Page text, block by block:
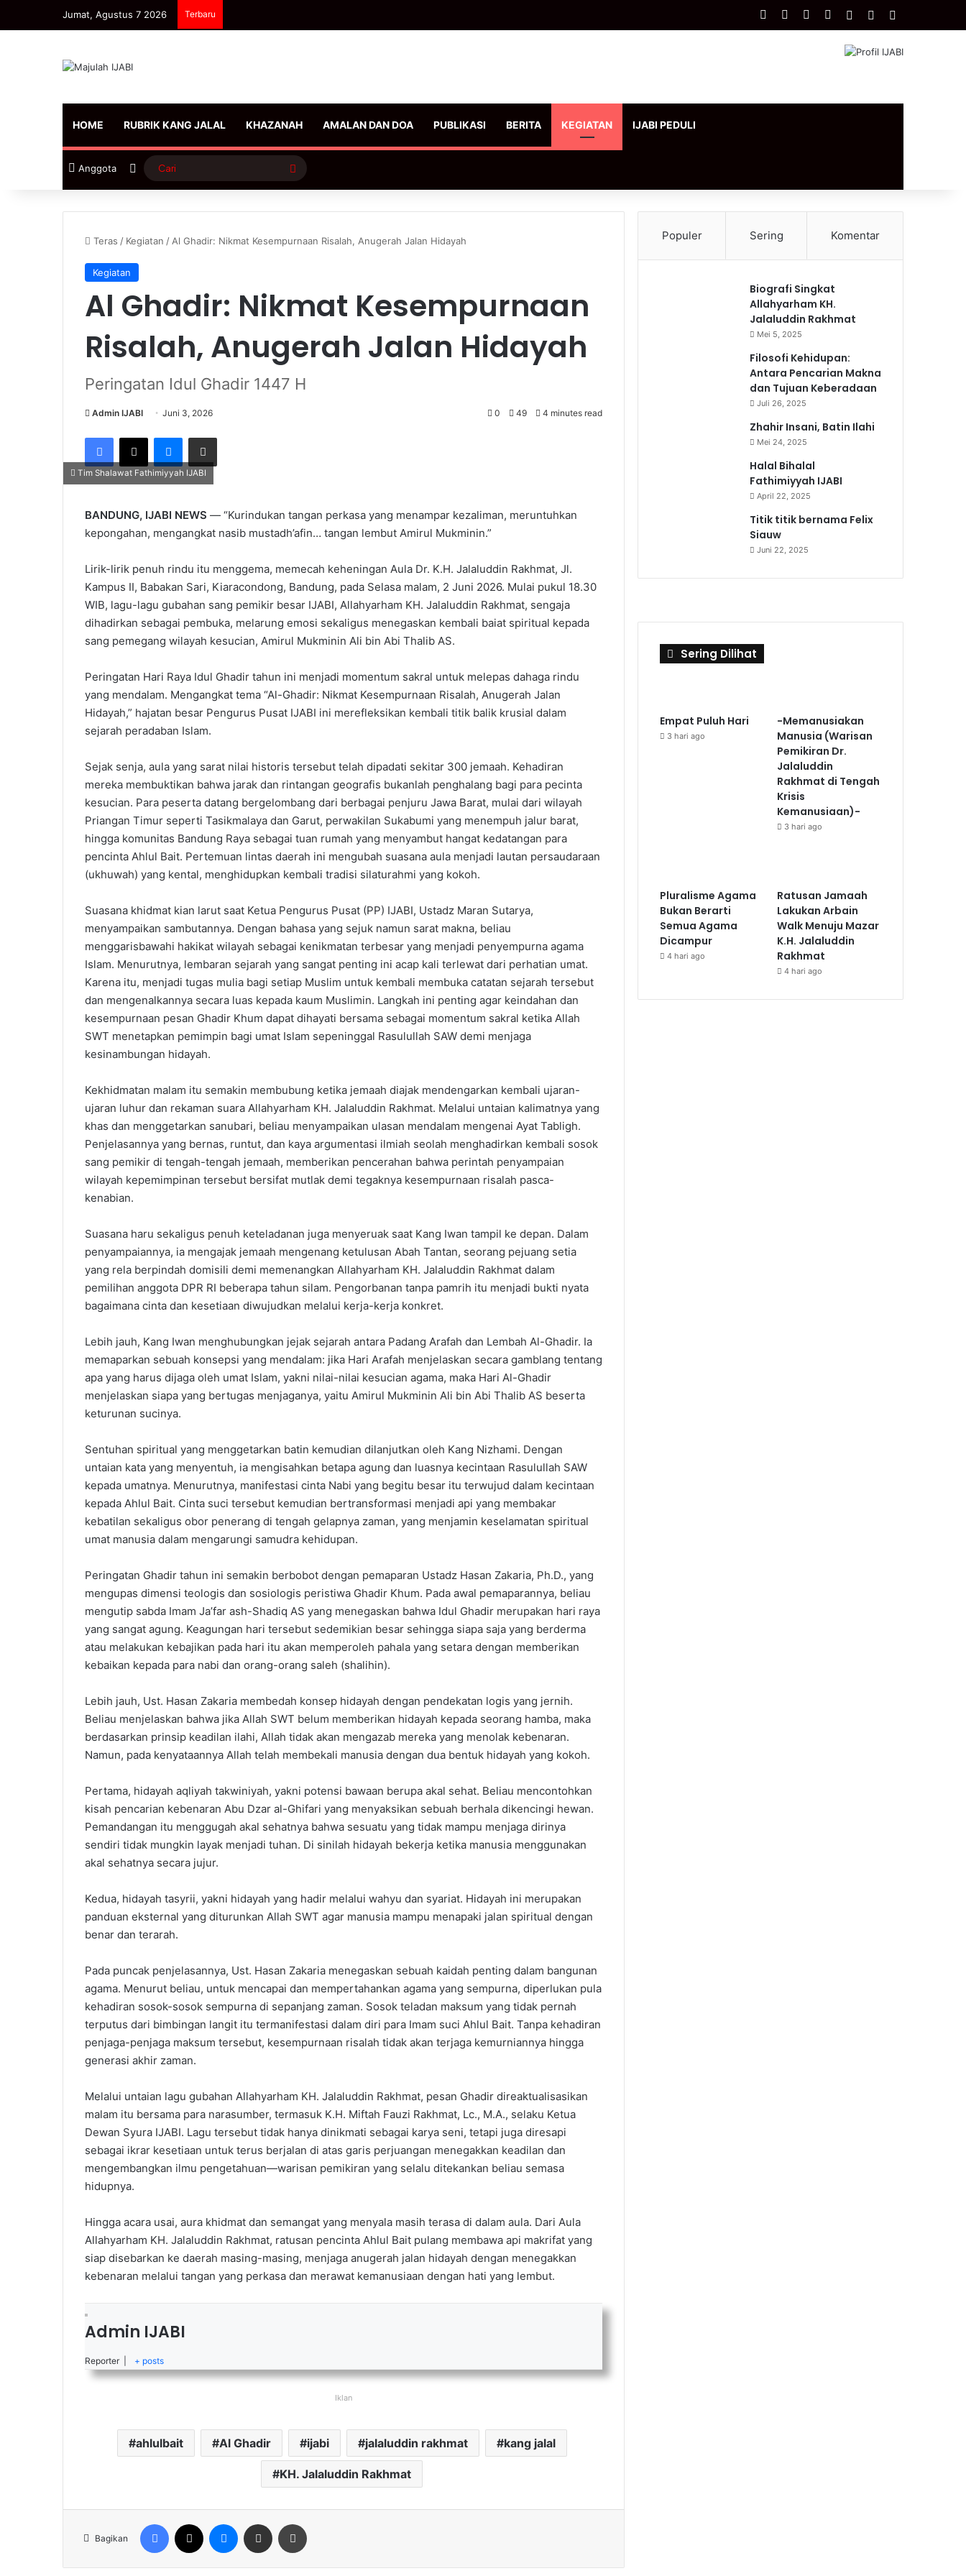
Jumat, Agustus 7 2026 Terbaru Facebook YouTubeInstagram
Log InArtikel Acak
HOME RUBRIK KANG JALAL KHAZANAH AMALAN DAN DOA PUBLIKASI BERITA KEGIATAN IJABI PEDULI
Anggota Sidebar Cari
Teras / Kegiatan / Al Ghadir: Nikmat Kesempurnaan Risalah, Anugerah Jalan Hidayah
Kegiatan
Al Ghadir: Nikmat Kesempurnaan
Risalah, Anugerah Jalan Hidayah
Peringatan Idul Ghadir 1447 H
Admin IJABI Juni 3, 2026 0 49 4 minutes read
Facebook
X Messenger
Share via Email
Tim Shalawat Fathimiyyah IJABI
BANDUNG, IJABI NEWS — “Kurindukan tangan perkasa yang menampar kezaliman, meruntuhkan
kepongahan, mengangkat nasib mustadh’afin… tangan lembut Amirul Mukminin.”
Lirik-lirik penuh rindu itu menggema, memecah keheningan Aula Dr. K.H. Jalaluddin Rakhmat, Jl.
Kampus II, Babakan Sari, Kiaracondong, Bandung, pada Selasa malam, 2 Juni 2026. Mulai pukul 18.30
WIB, lagu-lagu gubahan sang pemikir besar IJABI, Allahyarham KH. Jalaluddin Rakhmat, sengaja
dihadirkan sebagai pembuka, melarung emosi sekaligus menegaskan kembali baiat spiritual kepada
sang pemegang wilayah kesucian, Amirul Mukminin Ali bin Abi Thalib AS.
Peringatan Hari Raya Idul Ghadir tahun ini menjadi momentum sakral untuk melepas dahaga rindu
yang mendalam. Mengangkat tema “Al-Ghadir: Nikmat Kesempurnaan Risalah, Anugerah Jalan
Hidayah,” hajatan besar Pengurus Pusat IJABI ini merefleksikan kembali titik balik krusial dalam
sejarah peradaban Islam.
Sejak senja, aula yang sarat nilai historis tersebut telah dipadati sekitar 300 jemaah. Kehadiran
mereka membuktikan bahwa jarak dan rintangan geografis bukanlah penghalang bagi para pecinta
kesucian. Para peserta datang bergelombang dari berbagai penjuru Jawa Barat, mulai dari wilayah
Priangan Timur seperti Tasikmalaya dan Garut, perwakilan Sukabumi yang menempuh jalur barat,
hingga komunitas Bandung Raya sebagai tuan rumah yang menyambut hangat kedatangan para
pencinta Ahlul Bait. Pertemuan lintas daerah ini mengubah suasana aula menjadi lautan persaudaraan
(ukhuwah) yang kental, menghidupkan kembali tradisi silaturahmi yang kokoh.
Suasana khidmat kian larut saat Ketua Pengurus Pusat (PP) IJABI, Ustadz Maran Sutarya,
menyampaikan sambutannya. Dengan bahasa yang sejuk namun sarat makna, beliau
menggarisbawahi hakikat wilayah sebagai kenikmatan terbesar yang menjadi penyempurna agama
Islam. Menurutnya, lembaran sejarah yang sangat penting ini acap kali terlewat dari perhatian umat.
Karena itu, menjadi tugas mulia bagi setiap Muslim untuk kembali membuka catatan sejarah tersebut
dan mengenalkannya secara luas kepada kaum Muslimin. Langkah ini penting agar keindahan dan
kesempurnaan pesan Ghadir Khum dapat dihayati bersama sebagai momentum sakral ketika Allah
SWT menetapkan pemimpin bagi umat Islam sepeninggal Rasulullah SAW demi menjaga
kesinambungan hidayah.
Kekhidmatan malam itu semakin membubung ketika jemaah diajak mendengarkan kembali ujaran-
ujaran luhur dan rekaman suara Allahyarham KH. Jalaluddin Rakhmat. Melalui untaian kalimatnya yang
khas dan menggetarkan sanubari, beliau menyampaikan ulasan mendalam mengenai Ayat Tabligh.
Penjelasannya yang bernas, runtut, dan kaya argumentasi ilmiah seolah menghadirkan kembali sosok
sang pemikir di tengah-tengah jemaah, memberikan pencerahan bahwa perintah penyampaian
wilayah kepemimpinan tersebut bersifat mutlak demi tegaknya kesempurnaan risalah pasca-
kenabian.
Suasana haru sekaligus penuh keteladanan juga menyeruak saat Kang Iwan tampil ke depan. Dalam
penyampaiannya, ia mengajak jemaah mengenang ketulusan Abah Tantan, seorang pejuang setia
yang rela berpindah domisili demi memenangkan Allahyarham KH. Jalaluddin Rakhmat dalam
pemilihan anggota DPR RI beberapa tahun silam. Pengorbanan tanpa pamrih itu menjadi bukti nyata
bagaimana cinta dan kesetiaan diwujudkan melalui kerja-kerja konkret.
Lebih jauh, Kang Iwan menghubungkan jejak sejarah antara Padang Arafah dan Lembah Al-Ghadir. Ia
memaparkan sebuah konsepsi yang mendalam: jika Hari Arafah menjelaskan secara gamblang tentang
apa yang harus dijaga oleh umat Islam, yakni nilai-nilai kesucian agama, maka Hari Al-Ghadir
menjelaskan siapa yang bertugas menjaganya, yaitu Amirul Mukminin Ali bin Abi Thalib AS beserta
keturunan sucinya.
Sentuhan spiritual yang menggetarkan batin kemudian dilanjutkan oleh Kang Nizhami. Dengan
untaian kata yang menyentuh, ia mengisahkan betapa agung dan luasnya kecintaan Rasulullah SAW
kepada umatnya. Menurutnya, manifestasi cinta Nabi yang begitu besar itu terwujud dalam kecintaan
kepada Ahlul Bait. Cinta suci tersebut kemudian bertransformasi menjadi api yang membakar
kebatilan sekaligus obor penerang di tengah gelapnya zaman, yang menjamin keselamatan spiritual
umat manusia dalam mengarungi samudra kehidupan.
Peringatan Ghadir tahun ini semakin berbobot dengan pemaparan Ustadz Hasan Zakaria, Ph.D., yang
mengupas dimensi teologis dan sosiologis peristiwa Ghadir Khum. Pada awal pemaparannya, beliau
mengutip sabda Imam Ja’far ash-Shadiq AS yang menegaskan bahwa Idul Ghadir merupakan hari raya
yang sangat agung. Keagungan hari tersebut sedemikian besar sehingga siapa saja yang berderma
atau melakukan kebajikan pada hari itu akan memperoleh pahala yang setara dengan memberikan
kebaikan kepada para nabi dan orang-orang saleh (shalihin).
Lebih jauh, Ust. Hasan Zakaria membedah konsep hidayah dengan pendekatan logis yang jernih.
Beliau menjelaskan bahwa jika Allah SWT belum memberikan hidayah kepada seorang hamba, maka
berdasarkan prinsip keadilan ilahi, Allah tidak akan mengazab mereka yang menolak kebenaran.
Namun, pada kenyataannya Allah telah membekali manusia dengan dua bentuk hidayah yang kokoh.
Pertama, hidayah aqliyah takwiniyah, yakni potensi bawaan berupa akal sehat. Beliau mencontohkan
kisah pencarian kebenaran Abu Dzar al-Ghifari yang menyaksikan sebuah berhala dikencingi hewan.
Pemandangan itu menggugah akal sehatnya bahwa sesuatu yang tidak mampu menjaga dirinya
sendiri tidak mungkin layak menjadi tuhan. Di sinilah hidayah bekerja ketika manusia menggunakan
akal sehatnya secara jujur.
Kedua, hidayah tasyrii, yakni hidayah yang hadir melalui wahyu dan syariat. Hidayah ini merupakan
panduan eksternal yang diturunkan Allah SWT agar manusia mampu menapaki jalan spiritual dengan
benar dan terarah.
Pada puncak penjelasannya, Ust. Hasan Zakaria menegaskan sebuah kaidah penting dalam bangunan
agama. Menurut beliau, untuk mencapai dan mempertahankan agama yang sempurna, diperlukan pula
kehadiran sosok-sosok sempurna di sepanjang zaman. Sosok teladan maksum yang tidak pernah
terputus dari bimbingan langit itu termanifestasi dalam diri para Imam suci Ahlul Bait. Tanpa kehadiran
penjaga-penjaga maksum tersebut, kesempurnaan risalah tidak akan terjaga kemurniannya hingga
generasi akhir zaman.
Melalui untaian lagu gubahan Allahyarham KH. Jalaluddin Rakhmat, pesan Ghadir direaktualisasikan
malam itu bersama para narasumber, termasuk K.H. Miftah Fauzi Rakhmat, Lc., M.A., selaku Ketua
Dewan Syura IJABI. Lagu tersebut tidak hanya dinikmati sebagai karya seni, tetapi juga diresapi
sebagai ikrar kesetiaan untuk terus berjalan di atas garis perjuangan menegakkan keadilan dan
mengembangkan ilmu pengetahuan—warisan pemikiran yang selalu ditekankan beliau semasa
hidupnya.
Hingga acara usai, aura khidmat dan semangat yang menyala masih terasa di dalam aula. Dari Aula
Allahyarham KH. Jalaluddin Rakhmat, ratusan pencinta Ahlul Bait pulang membawa api makrifat yang
siap disebarkan ke daerah masing-masing, menjaga anugerah jalan hidayah dengan menegakkan
kebenaran melalui tangan yang perkasa dan merawat kemanusiaan dengan hati yang lembut.
Admin IJABI
Reporter + posts
Iklan
ahlulbait Al Ghadir ijabi jalaluddin rakhmat kang jalal
KH. Jalaluddin Rakhmat
Bagikan
Facebook Messenger
Share via Email
Populer Sering Komentar
Biografi Singkat
Allahyarham KH.
Jalaluddin Rakhmat
Mei 5, 2025
Filosofi Kehidupan:
Antara Pencarian Makna
dan Tujuan Keberadaan
Juli 26, 2025
Zhahir Insani, Batin Ilahi
Mei 24, 2025
Halal Bihalal
Fathimiyyah IJABI
April 22, 2025
Titik titik bernama Felix
Siauw
Juni 22, 2025
Sering Dilihat
Empat Puluh Hari
3 hari ago
-Memanusiakan
Manusia (Warisan
Pemikiran Dr.
Jalaluddin
Rakhmat di Tengah
Krisis
Kemanusiaan)-
3 hari ago
Pluralisme Agama
Bukan Berarti
Semua Agama
Dicampur
4 hari ago
Ratusan Jamaah
Lakukan Arbain
Walk Menuju Mazar
K.H. Jalaluddin
Rakhmat
4 hari ago